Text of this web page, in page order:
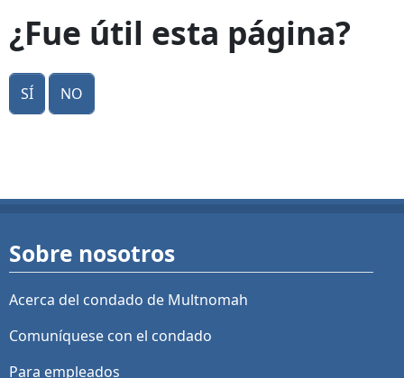
¿Fue útil esta página?
Sí No
Sobre nosotros
Acerca del condado de Multnomah
Comuníquese con el condado
Para empleados